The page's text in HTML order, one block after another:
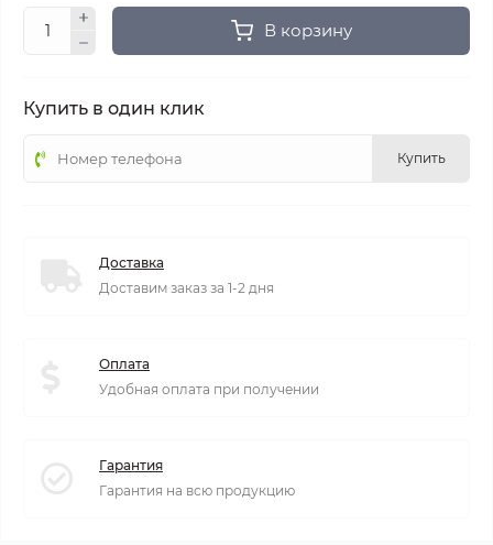
В корзину
Купить в один клик
Купить
Доставка
Доставим заказ за 1-2 дня
Оплата
Удобная оплата при получении
Гарантия
Гарантия на всю продукцию